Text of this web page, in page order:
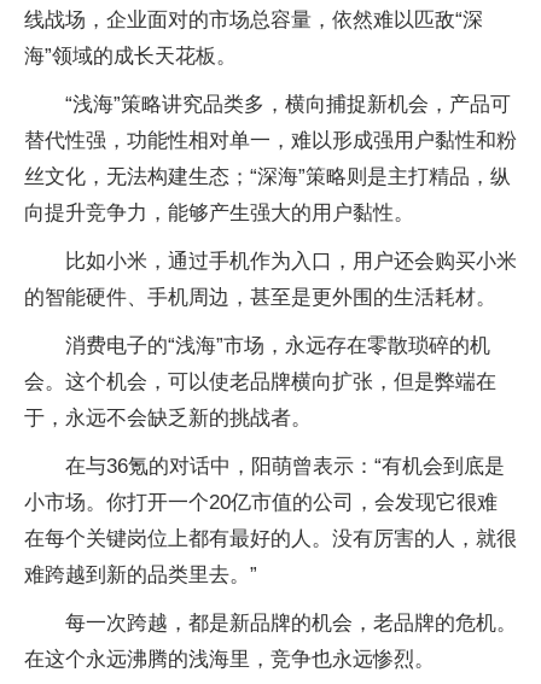
线战场，企业面对的市场总容量，依然难以匹敌“深
海”领域的成长天花板。
“浅海”策略讲究品类多，横向捕捉新机会，产品可
替代性强，功能性相对单一，难以形成强用户黏性和粉
丝文化，无法构建生态；“深海”策略则是主打精品，纵
向提升竞争力，能够产生强大的用户黏性。
比如小米，通过手机作为入口，用户还会购买小米
的智能硬件、手机周边，甚至是更外围的生活耗材。
消费电子的“浅海”市场，永远存在零散琐碎的机
会。这个机会，可以使老品牌横向扩张，但是弊端在
于，永远不会缺乏新的挑战者。
在与36氪的对话中，阳萌曾表示：“有机会到底是
小市场。你打开一个20亿市值的公司，会发现它很难
在每个关键岗位上都有最好的人。没有厉害的人，就很
难跨越到新的品类里去。”
每一次跨越，都是新品牌的机会，老品牌的危机。
在这个永远沸腾的浅海里，竞争也永远惨烈。